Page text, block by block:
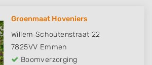
Groenmaat Hoveniers
Willem Schoutenstraat 22
7825VV Emmen
Boomverzorging